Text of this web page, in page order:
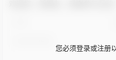
您必须登录或注册